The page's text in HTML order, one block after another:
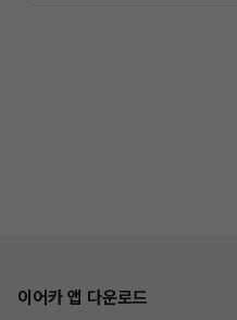
이어카 앱 다운로드